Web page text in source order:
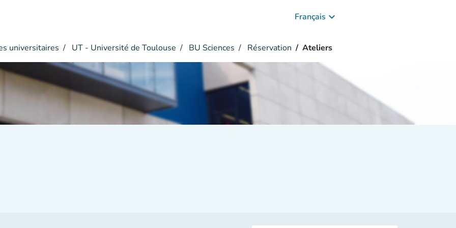
Français keyboard_arrow_down
universitaires UT - Université de Toulouse BU Sciences Réservation Ateliers